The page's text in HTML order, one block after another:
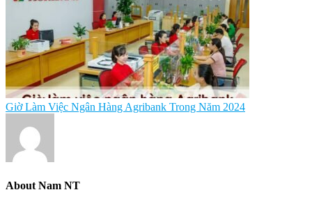
Giờ Làm Việc Ngân Hàng Agribank Trong Năm 2024
About Nam NT